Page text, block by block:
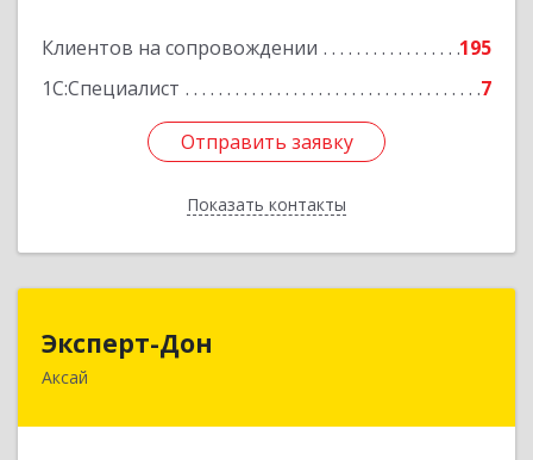
Клиентов на сопровождении
195
1С:Специалист
7
Отправить заявку
Показать контакты
Отправить заявку
Назад
Эксперт-Дон
Аксай
346720, Ростовская обл, Аксай г, Буденного ул,